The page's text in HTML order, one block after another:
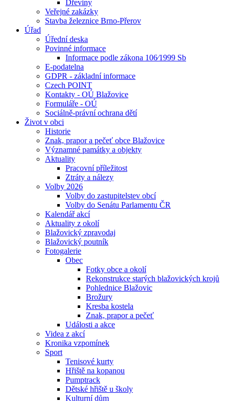
Dřeviny
Veřejné zakázky
Stavba železnice Brno-Přerov
Úřad
Úřední deska
Povinné informace
Informace podle zákona 106⁄1999 Sb
E-podatelna
GDPR - základní informace
Czech POINT
Kontakty - OÚ Blažovice
Formuláře - OÚ
Sociálně-právní ochrana dětí
Život v obci
Historie
Znak, prapor a pečeť obce Blažovice
Významné památky a objekty
Aktuality
Pracovní příležitost
Ztráty a nálezy
Volby 2026
Volby do zastupitelstev obcí
Volby do Senátu Parlamentu ČR
Kalendář akcí
Aktuality z okolí
Blažovický zpravodaj
Blažovický poutník
Fotogalerie
Obec
Fotky obce a okolí
Rekonstrukce starých blažovických krojů
Pohlednice Blažovic
Brožury
Kresba kostela
Znak, prapor a pečeť
Události a akce
Videa z akcí
Kronika vzpomínek
Sport
Tenisové kurty
Hřiště na kopanou
Pumptrack
Dětské hřiště u školy
Kulturní dům